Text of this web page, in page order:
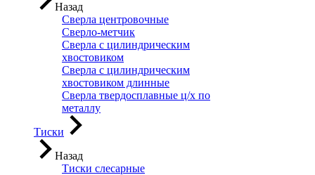
Назад
Сверла центровочные
Сверло-метчик
Сверла с цилиндрическим
хвостовиком
Сверла с цилиндрическим
хвостовиком длинные
Сверла твердосплавные ц/х по
металлу
Тиски
Назад
Тиски слесарные